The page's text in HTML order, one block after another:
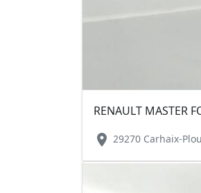
location_on 29270 Carhaix-